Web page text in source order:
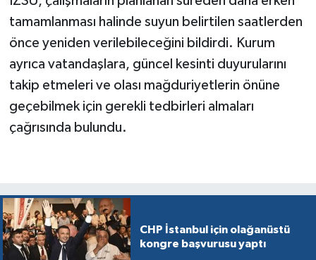
tamamlanması halinde suyun belirtilen saatlerden
önce yeniden verilebileceğini bildirdi. Kurum
ayrıca vatandaşlara, güncel kesinti duyurularını
takip etmeleri ve olası mağduriyetlerin önüne
geçebilmek için gerekli tedbirleri almaları
çağrısında bulundu.
CHP İstanbul için olağanüstü
kongre başvurusu yaptı